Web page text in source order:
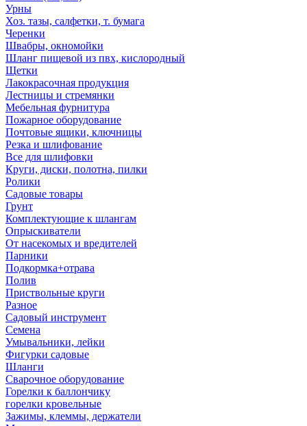
Урны
Хоз. тазы, салфетки, т. бумага
Черенки
Швабры, окномойки
Шланг пищевой из пвх, кислородный
Щетки
Лакокрасочная продукция
Лестницы и стремянки
Мебельная фурнитура
Пожарное оборудование
Почтовые ящики, ключницы
Резка и шлифование
Все для шлифовки
Круги, диски, полотна, пилки
Ролики
Садовые товары
Грунт
Комплектующие к шлангам
Опрыскиватели
От насекомых и вредителей
Парники
Подкормка+отрава
Полив
Приствольные круги
Разное
Садовый инструмент
Семена
Умывальники, лейки
Фигурки садовые
Шланги
Сварочное оборудование
Горелки к баллончику
горелки кровельные
Зажимы, клеммы, держатели